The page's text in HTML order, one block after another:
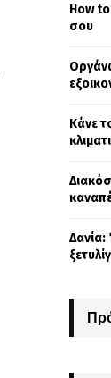
o
r
How
σου
Κάνε
Δανία: